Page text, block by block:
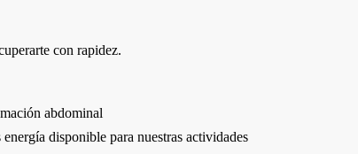
con rapidez.
abdominal
disponible para nuestras actividades